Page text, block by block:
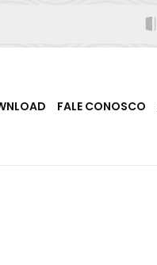
FALE CONOSCO